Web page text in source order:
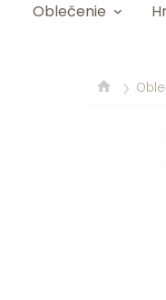
Oblečenie
❯